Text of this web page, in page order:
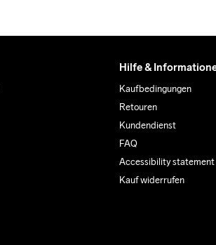
Hilfe &
Kaufbedingungen
Retouren
Kundendienst
FAQ
Accessibility statement
Kauf widerrufen